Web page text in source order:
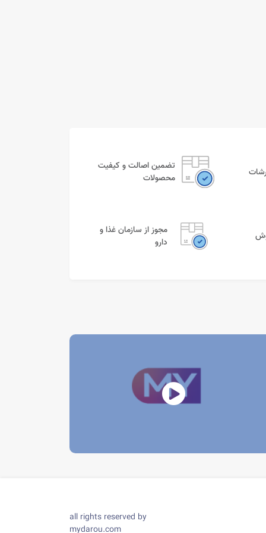
تضمین اصالت و کیفیت
محصولات
مجوز از سازمان غذا و
دارو
all rights reserved by
mydarou.com